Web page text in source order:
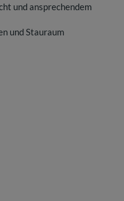
und ansprechendem
und Stauraum